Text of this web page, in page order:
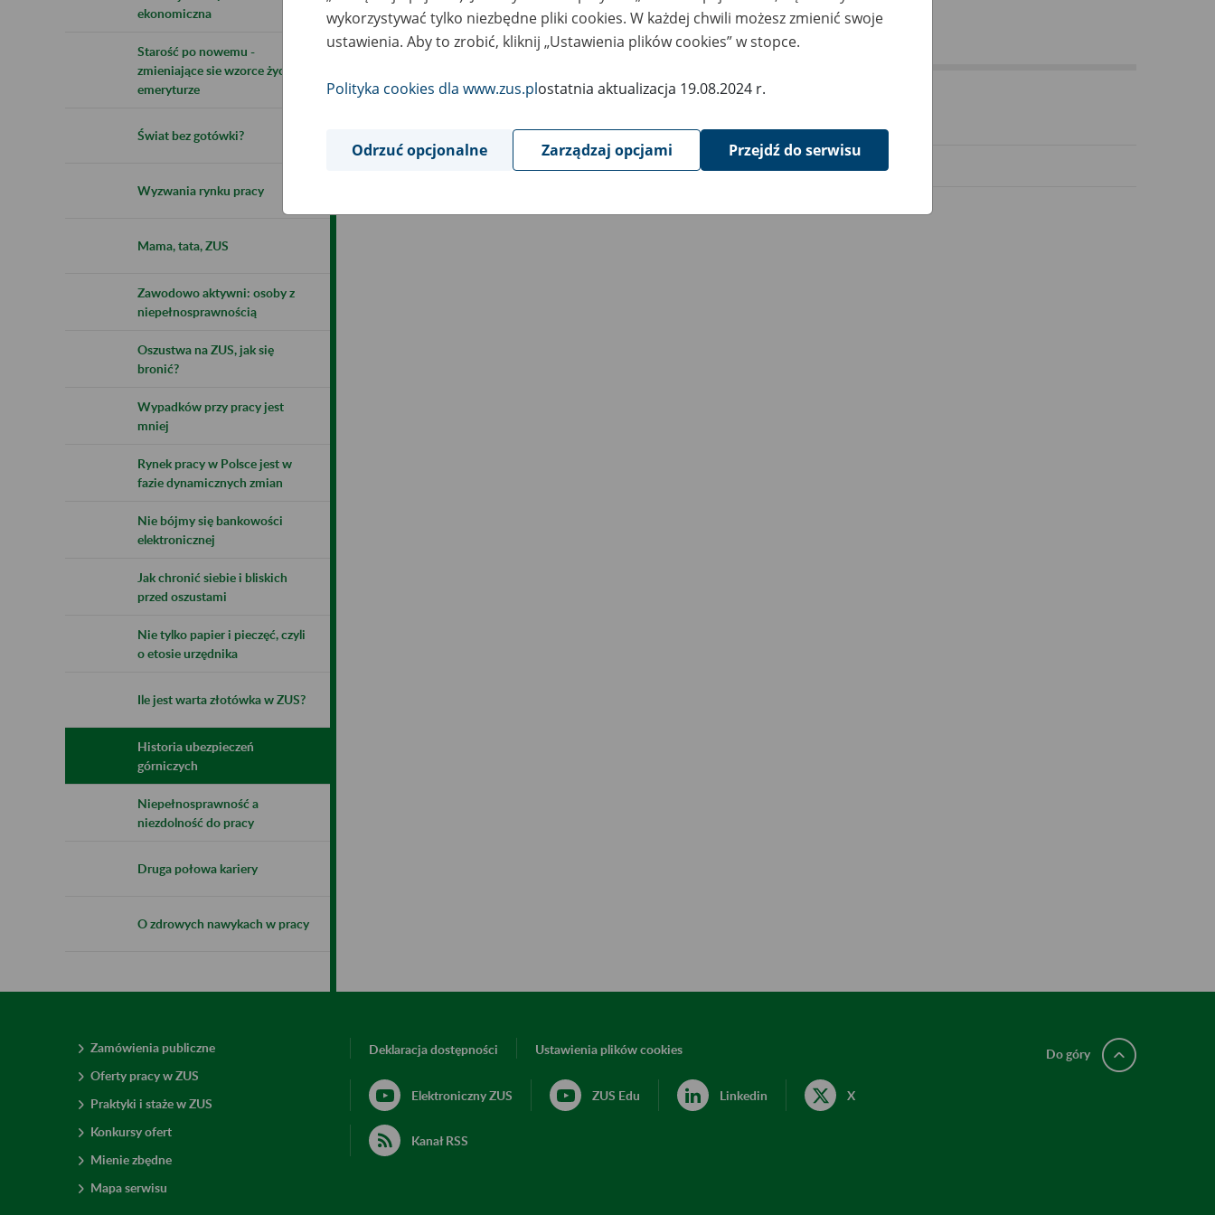
ekonomiczna
Starość po nowemu -
zmieniające sie wzorce życia na
emeryturze
Świat bez gotówki?
Wyzwania rynku pracy
Mama, tata, ZUS
Zawodowo aktywni: osoby z
niepełnosprawnością
Oszustwa na ZUS, jak się
bronić?
Wypadków przy pracy jest
mniej
Rynek pracy w Polsce jest w
fazie dynamicznych zmian
Nie bójmy się bankowości
elektronicznej
Jak chronić siebie i bliskich
przed oszustami
Nie tylko papier i pieczęć, czyli
o etosie urzędnika
Ile jest warta złotówka w ZUS?
Historia ubezpieczeń
górniczych
Niepełnosprawność a
niezdolność do pracy
Druga połowa kariery
O zdrowych nawykach w pracy
Zapraszamy
Jak głeboko sięga historia ubezpieczeń górniczych (link do YouTube)
Zamówienia publiczne
Oferty pracy w ZUS
Praktyki i staże w ZUS
Konkursy ofert
Mienie zbędne
Mapa serwisu
Deklaracja dostępności Ustawienia plików cookies
Elektroniczny ZUS ZUS Edu Linkedin X
Kanał RSS
Do góry
wykorzystywać tylko niezbędne pliki cookies. W każdej chwili możesz zmienić swoje
ustawienia. Aby to zrobić, kliknij „Ustawienia plików cookies” w stopce.
Polityka cookies dla www.zus.plostatnia aktualizacja 19.08.2024 r.
Odrzuć opcjonalne Zarządzaj opcjami Przejdź do serwisu